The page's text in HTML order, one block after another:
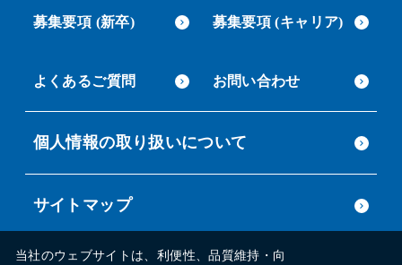
募集要項 (新卒) 募集要項 (キャリア)
よくあるご質問 お問い合わせ
個人情報の取り扱いについて
サイトマップ
当社のウェブサイトは、利便性、品質維持・向